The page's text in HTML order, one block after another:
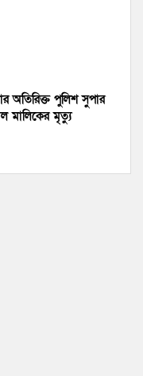
অতিরিক্ত পুলিশ সুপার
মালিকের মৃত্যু